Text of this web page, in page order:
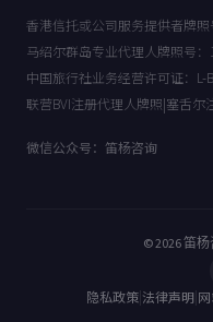
香港信托或公司服务提供者牌照
马绍尔群岛专业代理人牌照号：
中国旅行社业务经营许可证：L-
联营BVI注册代理人牌照|塞舌
微信公众号：笛杨咨询
© 2026笛杨
隐私政策 法律声明